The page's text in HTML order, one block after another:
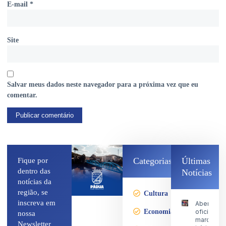
E-mail *
Site
Salvar meus dados neste navegador para a próxima vez que eu
comentar.
Fique por
dentro das
notícias da
região, se
inscreva em
nossa
Newsletter
Categorias
Cultura
Economia
Últimas
Notícias
Abertura
oficial
marca o